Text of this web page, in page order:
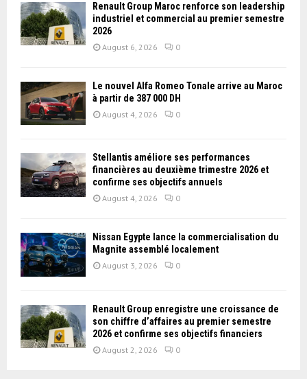
Renault Group Maroc renforce son leadership
industriel et commercial au premier semestre
2026
August 6, 2026 0
Le nouvel Alfa Romeo Tonale arrive au Maroc
à partir de 387 000 DH
August 4, 2026 0
Stellantis améliore ses performances
financières au deuxième trimestre 2026 et
confirme ses objectifs annuels
August 4, 2026 0
Nissan Égypte lance la commercialisation du
Magnite assemblé localement
August 3, 2026 0
Renault Group enregistre une croissance de
son chiffre d’affaires au premier semestre
2026 et confirme ses objectifs financiers
August 2, 2026 0